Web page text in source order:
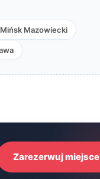
Mińsk Mazowiecki
Zarezerwuj miejsce